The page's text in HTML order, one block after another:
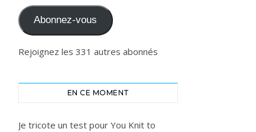
Abonnez-vous
Rejoignez les 331 autres abonnés
EN CE MOMENT
Je tricote un test pour You Knit to